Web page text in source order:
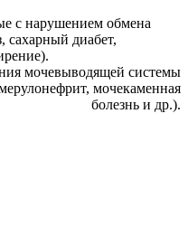
с нарушением обмена
сахарный диабет,
мочевыводящей системы
мочекаменная
болезнь и др.).